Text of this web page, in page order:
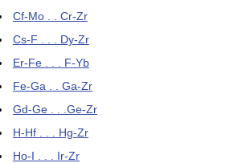
Cf-Mo . . Cr-Zr
Cs-F . . . Dy-Zr
Er-Fe . . . F-Yb
Fe-Ga . . Ga-Zr
Gd-Ge . . .Ge-Zr
H-Hf . . . Hg-Zr
Ho-I . . . Ir-Zr